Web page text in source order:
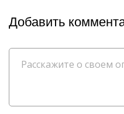
Добавить